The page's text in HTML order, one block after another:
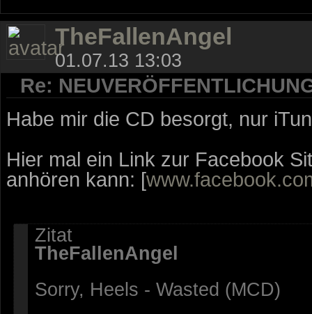
TheFallenAngel
01.07.13 13:03
Re:
Habe mir die CD besorgt, nur
Hier mal ein Link zur Facebook
anhören kann: [
Zitat
TheFallenAngel
Sorry, Heels - Wasted (MCD)